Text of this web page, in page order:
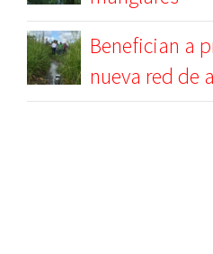
Benefician a
nueva red de